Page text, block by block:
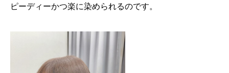
ピーディーかつ楽に染められるのです。